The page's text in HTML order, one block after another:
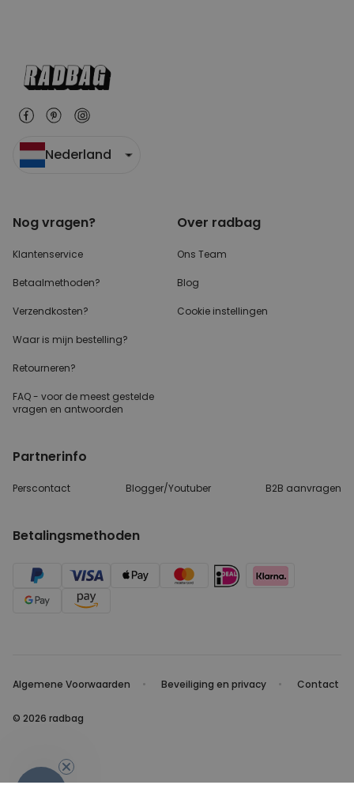
Nederland
Nog vragen?
Klantenservice
Betaalmethoden?
Verzendkosten?
Waar is mijn bestelling?
Retourneren?
FAQ - voor de meest gestelde
vragen en antwoorden
Over radbag
Ons Team
Blog
Cookie instellingen
Partnerinfo
Perscontact Blogger/Youtuber B2B aanvragen
Betalingsmethoden
Algemene Voorwaarden Beveiliging en privacy Contact
© 2026 radbag